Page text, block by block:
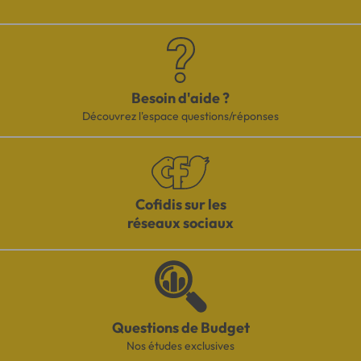
Besoin d'aide ?
Découvrez l'espace questions/réponses
Cofidis sur les
réseaux sociaux
Questions de Budget
Nos études exclusives